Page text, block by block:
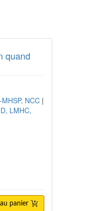
quand
NCC |
LMHC,
panier